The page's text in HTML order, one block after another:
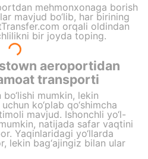
mehmonxonaga borish
mavjud bo‘lib, har birining
orqali oldindan
bir joyda toping.
aeroportidan
transporti
mumkin, lekin
ko‘plab qo‘shimcha
mavjud. Ishonchli yo‘l-
natijada safar vaqtini
Yaqinlaridagi yo‘llarda
lekin bag‘ajingiz bilan ular